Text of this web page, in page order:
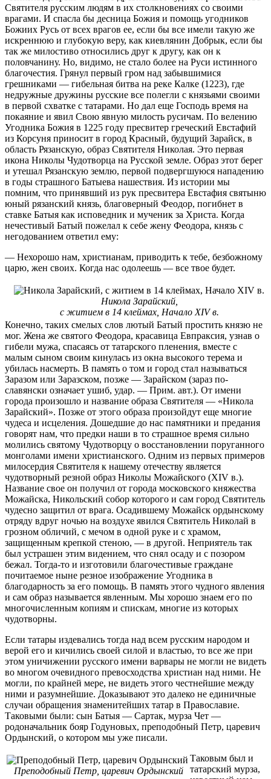
Святителя русским людям в их столкновениях со своими
врагами. И спасла бы десница Божия и помощь угодников
Божиих Русь от всех врагов ее, если бы все имели такую же
искреннюю и глубокую веру, как киевлянин Добрык, если бы
так же милостиво относились друг к другу, как он к
половчанину. Но, видимо, не стало более на Руси истинного
благочестия. Грянул первый гром над забывшимися
грешниками — гибельная битва на реке Калке (1223), где
недружные дружины русские все полегли с князьями своими
в первой схватке с татарами. Но дал еще Господь время на
покаяние и явил Свою явную милость русичам. По велению
Угодника Божия в 1225 году пресвитер греческий Евстафий
из Корсуня приносит в город Красный, будущий Зарайск, в
область Рязанскую, образ Святителя Николая. Это первая
икона Николы Чудотворца на Русской земле. Образ этот берег
и утешал Рязанскую землю, первой подвергшуюся нападению
в годы страшного Батыева нашествия. Из истории мы
помним, что принявший из рук пресвитера Евстафия святыню
юный рязанский князь, благоверный Феодор, погибнет в
ставке Батыя как исповедник и мученик за Христа. Когда
нечестивый Батый пожелал к себе жену Феодора, князь с
негодованием ответил ему:
— Нехорошо нам, христианам, приводить к тебе, безбожному
царю, жен своих. Когда нас одолеешь — все твое будет.
Никола Зарайский,
с житием в 14 клеймах, Начало XIV в.
Конечно, таких смелых слов лютый Батый простить князю не
мог. Жена же святого Феодора, красавица Евпраксия, узнав о
гибели мужа, спасаясь от татарского пленения, вместе с
малым сыном своим кину­лась из окна высокого терема и
убилась насмерть. В память о том и го­род стал называться
Заразом или Заразском, позже — Зарайском (зараз по-
славянски означает ушиб, удар. — Прим. авт.). От имени
города произошло и название образа Святителя — «Никола
Зарайский». Позже от этого образа произойдут еще многие
чудеса и исцеления. Дошедшие до нас памятники и предания
говорят нам, что предки наши в то страшное время сильно
молились святому Чудотворцу о восстановлении поруганного
монголами имени христианского. Одним из первых примеров
милосердия Святителя к нашему отечеству является
чудотворный резной образ Николы Можайского (XIV в.).
Название свое он получил от города московского княжества
Можайска, Никольский собор которого и сам город Святитель
чудесно за­щитил от врага. Осадившему Можайск ордынскому
отряду вдруг ночью на воздухе явился Святитель Николай в
грозном обличий, с ме­чом в одной руке и с храмом,
защищенным крепкой стеною, — в другой. Неприятель так
был устрашен этим видением, что снял осаду и с позором
бежал. Тогда-то и изготовили благочестивые граждане
почитаемое ныне резное изображение Угодника в
благодарность за его помощь. В память этого чудного явления
и сам образ называется явленным. Мы хорошо знаем его по
многочисленным копиям и спискам, многие из которых
чудотворны.
Если татары издевались тогда над всем русским народом и
верой его и кичились своей силой и властью, то все же при
этом уничижении русского имени варвары не могли не видеть
во многом очевидного превосходства христиан над ними. Не
могли, по крайней мере, не видеть этого честнейшие между
ними и разумнейшие. Доказывают это далеко не единичные
случаи обращения знаменитейших татар в Православие.
Таковыми были: сын Батыя — Сартак, мурза Чет —
родоначальник бояр Годуновых, преподобный Петр, царевич
Ордынский, о котором мы уже писали.
Преподобный Петр, царевич Ордынский
Таковым был и
татарский мурза,